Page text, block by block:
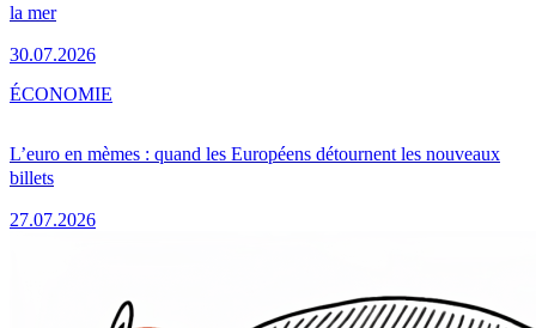
la mer
30.07.2026
L’euro en mèmes : quand les Européens détournent les nouveaux
billets
27.07.2026
ÉCONOMIE